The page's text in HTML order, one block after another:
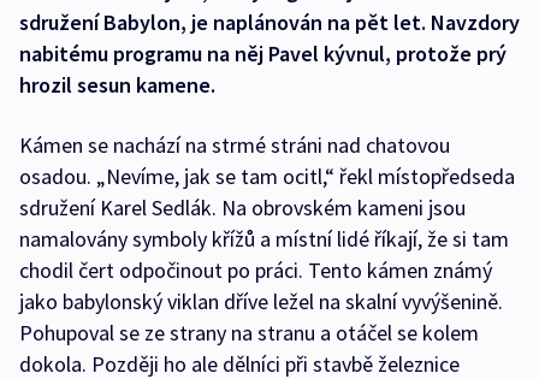
sdružení Babylon, je naplánován na pět let. Navzdory
nabitému programu na něj Pavel kývnul, protože prý
hrozil sesun kamene.
Kámen se nachází na strmé stráni nad chatovou
osadou. „Nevíme, jak se tam ocitl,“ řekl místopředseda
sdružení Karel Sedlák. Na obrovském kameni jsou
namalovány symboly křížů a místní lidé říkají, že si tam
chodil čert odpočinout po práci. Tento kámen známý
jako babylonský viklan dříve ležel na skalní vyvýšenině.
Pohupoval se ze strany na stranu a otáčel se kolem
dokola. Později ho ale dělníci při stavbě železnice